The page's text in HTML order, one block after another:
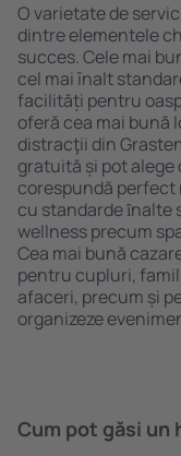
O varietate de
dintre elementele
succes. Cele mai
cel mai înalt
facilități pentru
oferă cea mai bună
distracţii din
gratuită și pot alege
corespundă perfect
cu standarde ȋnalte
wellness precum
Cea mai bună
pentru cupluri,
afaceri, precum și
organizeze
Cum pot găsi un